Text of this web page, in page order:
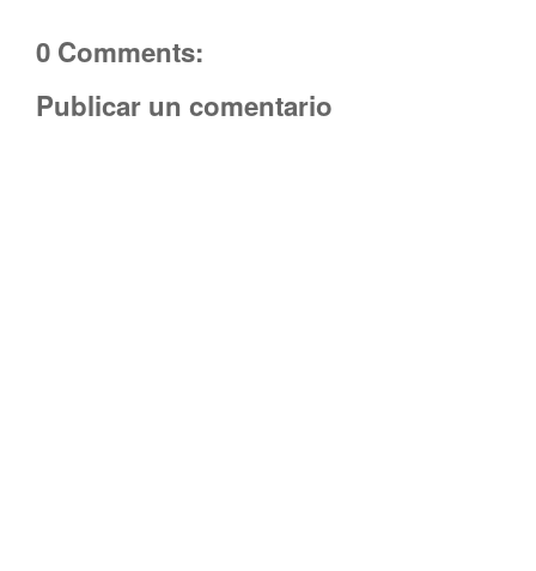
0 Comments:
Publicar un comentario